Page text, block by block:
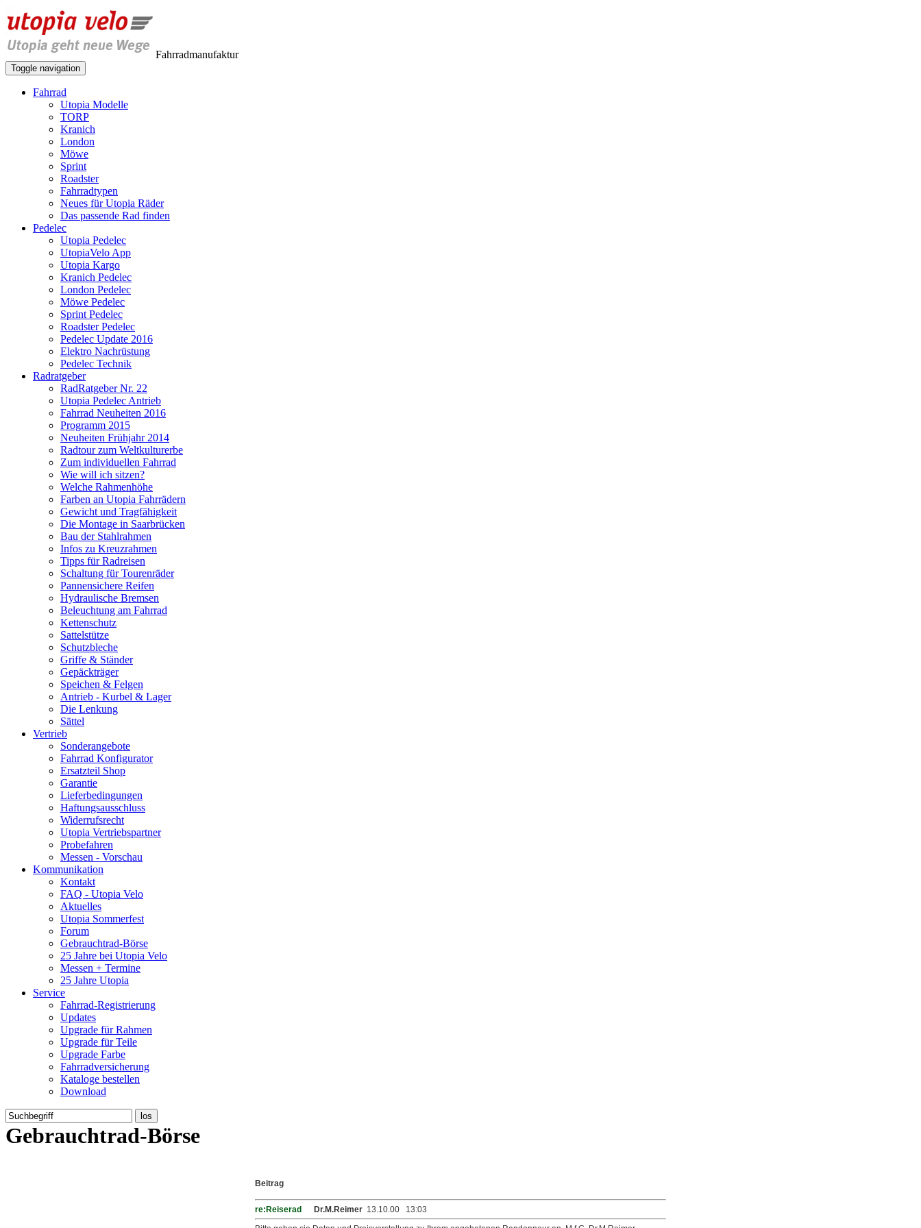
Fahrradmanufaktur
Toggle navigation
Fahrrad
Utopia Modelle
TORP
Kranich
London
Möwe
Sprint
Roadster
Fahrradtypen
Neues für Utopia Räder
Das passende Rad finden
Pedelec
Utopia Pedelec
UtopiaVelo App
Utopia Kargo
Kranich Pedelec
London Pedelec
Möwe Pedelec
Sprint Pedelec
Roadster Pedelec
Pedelec Update 2016
Elektro Nachrüstung
Pedelec Technik
Radratgeber
RadRatgeber Nr. 22
Utopia Pedelec Antrieb
Fahrrad Neuheiten 2016
Programm 2015
Neuheiten Frühjahr 2014
Radtour zum Weltkulturerbe
Zum individuellen Fahrrad
Wie will ich sitzen?
Welche Rahmenhöhe
Farben an Utopia Fahrrädern
Gewicht und Tragfähigkeit
Die Montage in Saarbrücken
Bau der Stahlrahmen
Infos zu Kreuzrahmen
Tipps für Radreisen
Schaltung für Tourenräder
Pannensichere Reifen
Hydraulische Bremsen
Beleuchtung am Fahrrad
Kettenschutz
Sattelstütze
Schutzbleche
Griffe & Ständer
Gepäckträger
Speichen & Felgen
Antrieb - Kurbel & Lager
Die Lenkung
Sättel
Vertrieb
Sonderangebote
Fahrrad Konfigurator
Ersatzteil Shop
Garantie
Lieferbedingungen
Haftungsausschluss
Widerrufsrecht
Utopia Vertriebspartner
Probefahren
Messen - Vorschau
Kommunikation
Kontakt
FAQ - Utopia Velo
Aktuelles
Utopia Sommerfest
Forum
Gebrauchtrad-Börse
25 Jahre bei Utopia Velo
Messen + Termine
25 Jahre Utopia
Service
Fahrrad-Registrierung
Updates
Upgrade für Rahmen
Upgrade für Teile
Upgrade Farbe
Fahrradversicherung
Kataloge bestellen
Download
Gebrauchtrad-Börse
Beitrag
re:Reiserad Dr.M.Reimer 13.10.00 13:03